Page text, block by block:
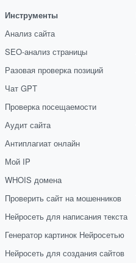
Инструменты
Анализ сайта
SEO-анализ страницы
Разовая проверка позиций
Чат GPT
Проверка посещаемости
Аудит сайта
Антиплагиат онлайн
Мой IP
WHOIS домена
Проверить сайт на мошенников
Нейросеть для написания текста
Генератор картинок Нейросетью
Нейросеть для создания сайтов